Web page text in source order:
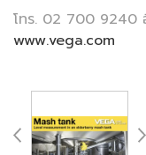
โทร. 02 700 9240
www.vega.com